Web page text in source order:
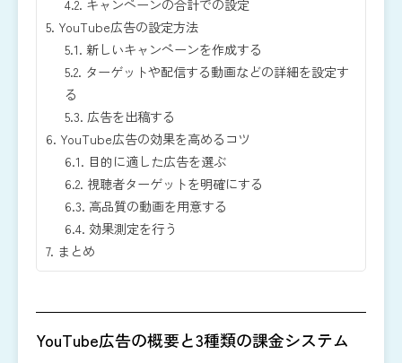
4.2. キャンペーンの合計での設定
5. YouTube広告の設定方法
5.1. 新しいキャンペーンを作成する
5.2. ターゲットや配信する動画などの詳細を設定す
る
5.3. 広告を出稿する
6. YouTube広告の効果を高めるコツ
6.1. 目的に適した広告を選ぶ
6.2. 視聴者ターゲットを明確にする
6.3. 高品質の動画を用意する
6.4. 効果測定を行う
7. ​​まとめ
YouTube広告の概要と3種類の課金システム